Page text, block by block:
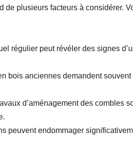
de plusieurs facteurs à considérer.
régulier peut révéler des signes
bois anciennes demandent
d’aménagement des combles
peuvent endommager